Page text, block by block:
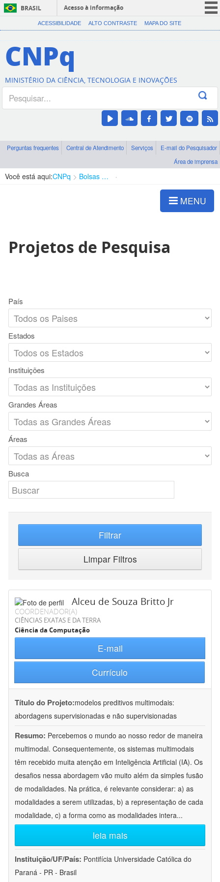
BRASIL
Acesso à informação
CORONAVÍRUS (COVID-19)
Canais
ACESSIBILIDADE ALTO CONTRASTE MAPA DO SITE
CNPq
MINISTÉRIO DA CIÊNCIA, TECNOLOGIA E INOVAÇÕES
Perguntas frequentes Central de Atendimento Serviços
E-mail do Pesquisador
Área de imprensa
Você está aqui:CNPq Bolsas e Auxílios Vigentes
MENU
Projetos de Pesquisa
País
Estados
Instituições
Grandes Áreas
Áreas
Busca
Filtrar
Limpar Filtros
Alceu de Souza Britto Jr
COORDENADOR(A)
CIÊNCIAS EXATAS E DA TERRA
Ciência da Computação
E-mail
Currículo
Título do Projeto:modelos preditivos multimodais:
abordagens supervisionadas e não supervisionadas
Resumo: Percebemos o mundo ao nosso redor de maneira
multimodal. Consequentemente, os sistemas multimodais
têm recebido muita atenção em Inteligência Artificial (IA). Os
desafios nessa abordagem vão muito além da simples fusão
de modalidades. Na prática, é relevante considerar: a) as
modalidades a serem utilizadas, b) a representação de cada
modalidade, c) a forma como as modalidades intera...
leia mais
Instituição/UF/País: Pontifícia Universidade Católica do
Paraná - PR - Brasil